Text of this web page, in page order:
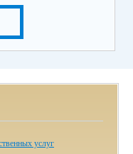
услуг